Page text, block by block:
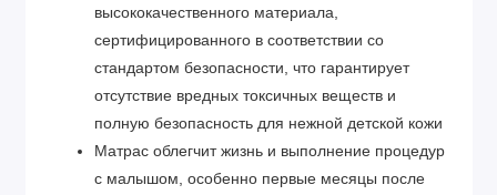
высококачественного материала,
сертифицированного в соответствии со
стандартом безопасности, что гарантирует
отсутствие вредных токсичных веществ и
полную безопасность для нежной детской кожи
Матрас облегчит жизнь и выполнение процедур
с малышом, особенно первые месяцы после